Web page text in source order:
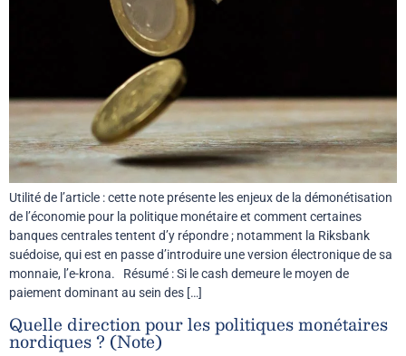
Utilité de l’article : cette note présente les enjeux de la démonétisation
de l’économie pour la politique monétaire et comment certaines
banques centrales tentent d’y répondre ; notamment la Riksbank
suédoise, qui est en passe d’introduire une version électronique de sa
monnaie, l’e-krona. Résumé : Si le cash demeure le moyen de
paiement dominant au sein des […]
Quelle direction pour les politiques monétaires
nordiques ? (Note)